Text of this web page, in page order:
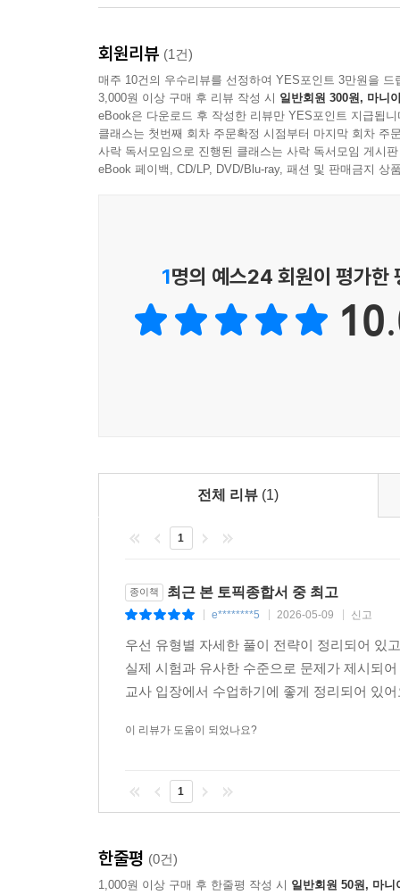
PART 02 실전 모의고사
실전 모의고사 — 257p
정답 및 해설
유형별 정답 및 해설 — 3p
실전 모의고사 정답 및 해설 — 109p
TOPIK은 개별 어휘 지식보다 유형별로 반복 출
등장하는 핵심 어휘와 관용 표현을 선별하여 정리
4. 철저한 기출문제 분석 기반의 예상문제 수록
5. 한 단계 레벨업을 위한 유형별 도전 문제 수록
기본 문제만으로는 실력이 정체되는 순간이
책의 마지막에는 실제 TOPIK과 유형 구성, 난이
점검하고 시간 배분과 문제 선택 전략을 연습하
수준에 있는지’를 확인하는 기준점이 될 것입니다.
회원리뷰 (1건)
매주 10건의 우수리뷰를 선정하여 YES포인트 3만원을 드
3,000원 이상 구매 후 리뷰 작성 시 일반회원 300원, 마니
eBook은 다운로드 후 작성한 리뷰만 YES포인트 지급됩니
클래스는 첫번째 회차 주문확정 시점부터 마지막 회차 주
사락 독서모임으로 진행된 클래스는 사락 독서모임 게시
eBook 페이백, CD/LP, DVD/Blu-ray, 패션 및 판매금지 상
1명의 예스24 회원이 평가한
전체 리뷰 (1)
1
종이책 최근 본 토픽종합서 중 최고
e********5 2026-05-09 신고
우선 유형별 자세한 풀이 전략이 정리되어 있
실제 시험과 유사한 수준으로 문제가 제시되
교사 입장에서 수업하기에 좋게 정리되어 있
이 리뷰가 도움이 되었나요?
1
한줄평 (0건)
1,000원 이상 구매 후 한줄평 작성 시 일반회원 50원, 마니